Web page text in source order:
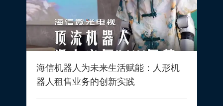
海信机器人为未来生活赋能：人形机
器人租售业务的创新实践